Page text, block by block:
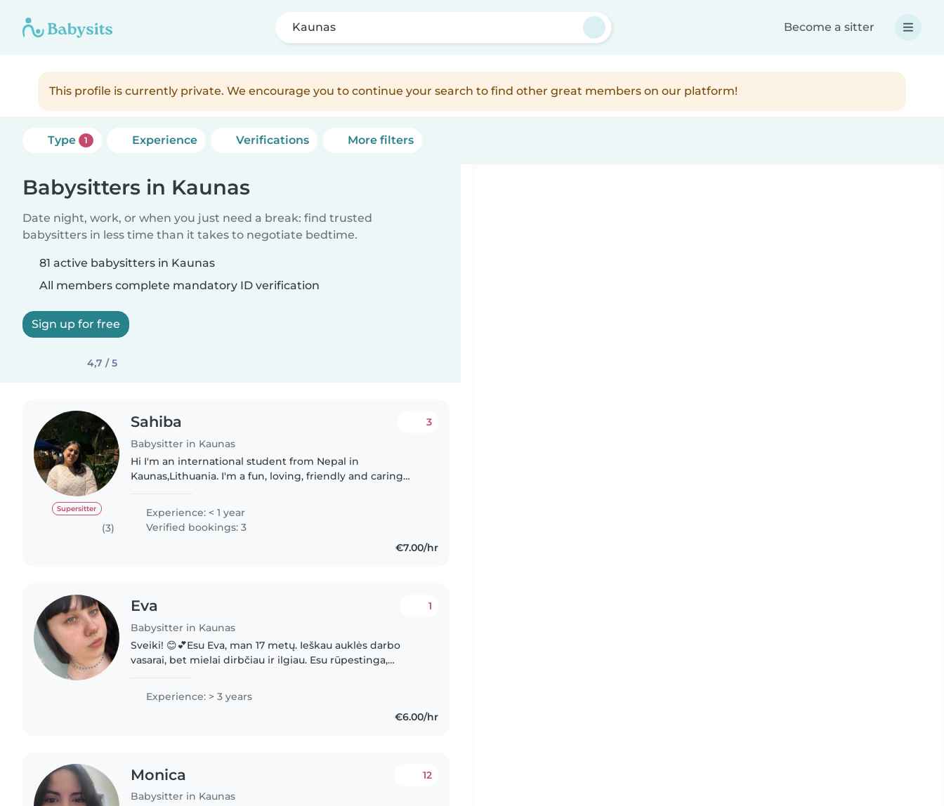
Kaunas Become a sitter
This profile is currently private. We encourage you to continue your search to find other great members on our platform!
Type 1 Experience Verifications More filters
Babysitters in Kaunas
Date night, work, or when you just need a break: find trusted
babysitters in less time than it takes to negotiate bedtime.
81 active babysitters in Kaunas
All members complete mandatory ID verification
Sign up for free
4,7 / 5
Supersitter
(3)
Sahiba
Babysitter in Kaunas
3
Hi I'm an international student from Nepal in
Kaunas,Lithuania. I'm a fun, loving, friendly and caring
them. I'm adaptable to..
Experience: < 1 year
Verified bookings: 3
€7.00/hr
Eva
Babysitter in Kaunas
1
Sveiki! 😊💕Esu Eva, man 17 metų. Ieškau auklės darbo
vasarai, bet mielai dirbčiau ir ilgiau. Esu rūpestinga,
Experience: > 3 years
€6.00/hr
Monica
Babysitter in Kaunas
12